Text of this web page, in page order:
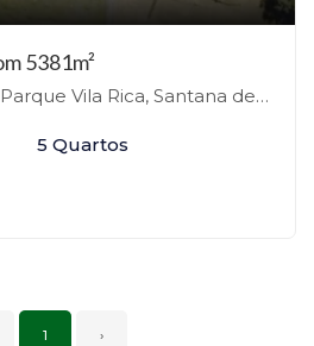
5381m²
Vila Rica, Santana de Parnaíba-SP
5 Quartos
1 ›